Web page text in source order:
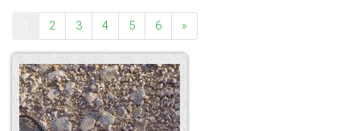
2 3 4 5 6 »